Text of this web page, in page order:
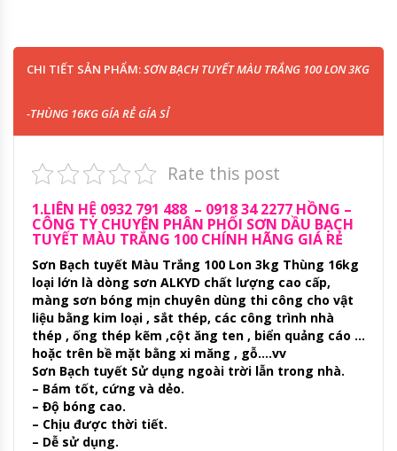
CHI TIẾT SẢN PHẨM:SƠN BẠCH TUYẾT MÀU TRẮNG 100 LON 3KG
-THÙNG 16KG GÍA RẺ GÍA SỈ
Rate this post
1.LIÊN HỆ 0932 791 488 – 0918 34 2277 HỒNG –
CÔNG TY CHUYÊN PHÂN PHỐI SƠN DẦU BẠCH
TUYẾT MÀU TRẮNG 100 CHÍNH HÃNG GIÁ RẺ
Sơn Bạch tuyết Màu Trắng 100 Lon 3kg Thùng 16kg
loại lớn là dòng sơn ALKYD chất lượng cao cấp,
màng sơn bóng mịn chuyên dùng thi công cho vật
liệu bằng kim loại , sắt thép, các công trình nhà
thép , ống thép kẽm ,cột ăng ten , biển quảng cáo …
hoặc trên bề mặt bằng xi măng , gỗ….vv
Sơn Bạch tuyết Sử dụng ngoài trời lẫn trong nhà.
– Bám tốt, cứng và dẻo.
– Độ bóng cao.
– Chịu được thời tiết.
– Dễ sử dụng.